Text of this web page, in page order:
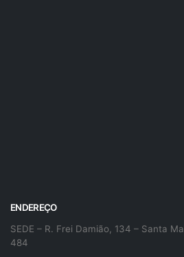
ENDEREÇO
SEDE – R. Frei Damião, 134 – Santa
484